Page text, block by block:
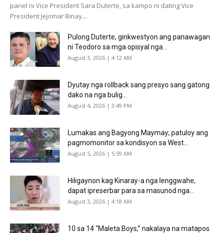
panel ni Vice President Sara Duterte, sa kampo ni dating Vice
President Jejomar Binay...
Pulong Duterte, ginkwestyon ang panawagan
ni Teodoro sa mga opisyal nga...
August 3, 2026 | 4:12 AM
Dyutay nga rollback sang presyo sang gatong
dako na nga bulig...
August 4, 2026 | 3:49 PM
Lumakas ang Bagyong Maymay; patuloy ang
pagmomonitor sa kondisyon sa West...
August 5, 2026 | 5:59 AM
Hiligaynon kag Kinaray-a nga lenggwahe,
dapat ipreserbar para sa masunod nga...
August 3, 2026 | 4:18 AM
10 sa 14 “Maleta Boys,” nakalaya na matapos